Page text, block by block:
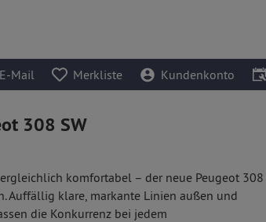
E-Mail Merkliste Kundenkonto
308 SW
komfortabel – der neue Peugeot 308
Auffällig klare, markante Linien außen und
die Konkurrenz bei jedem